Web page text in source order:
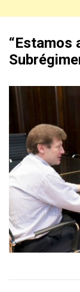
“Estamos